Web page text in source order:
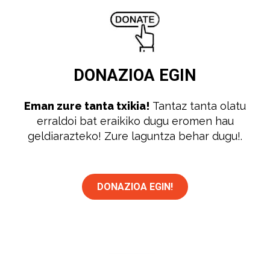
DONAZIOA EGIN
Eman zure tanta txikia! Tantaz tanta olatu
erraldoi bat eraikiko dugu eromen hau
geldiarazteko! Zure laguntza behar dugu!.
DONAZIOA EGIN!